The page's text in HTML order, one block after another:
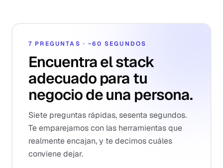
7 PREGUNTAS · ~60 SEGUNDOS
Encuentra el stack
adecuado para tu
negocio de una persona.
Siete preguntas rápidas, sesenta segundos.
Te emparejamos con las herramientas que
realmente encajan, y te decimos cuáles
conviene dejar.